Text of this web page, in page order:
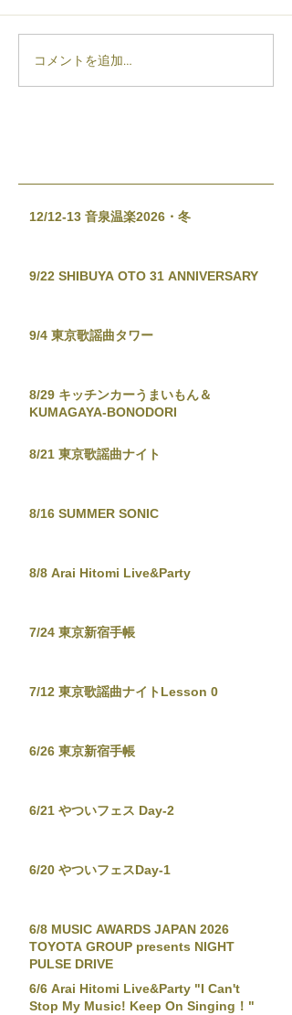
コメントを追加…
12/12-13 音泉温楽2026・冬
9/22 SHIBUYA OTO 31 ANNIVERSARY
9/4 東京歌謡曲タワー
8/29 キッチンカーうまいもん＆
KUMAGAYA-BONODORI
8/21 東京歌謡曲ナイト
8/16 SUMMER SONIC
8/8 Arai Hitomi Live&Party
7/24 東京新宿手帳
7/12 東京歌謡曲ナイトLesson 0
6/26 東京新宿手帳
6/21 やついフェス Day-2
6/20 やついフェスDay-1
6/8 MUSIC AWARDS JAPAN 2026
TOYOTA GROUP presents NIGHT
PULSE DRIVE
6/6 Arai Hitomi Live&Party "I Can't
Stop My Music! Keep On Singing！"